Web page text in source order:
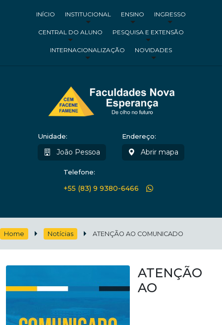
INÍCIO INSTITUCIONAL ENSINO INGRESSO
CENTRAL DO ALUNO PESQUISA E EXTENSÃO
INTERNACIONALIZAÇÃO NOVIDADES
Unidade:
João Pessoa
Endereço:
Abrir mapa
Telefone:
+55 (83) 9 9380-6466
Home Notícias ATENÇÃO AO COMUNICADO
ATENÇÃO
AO